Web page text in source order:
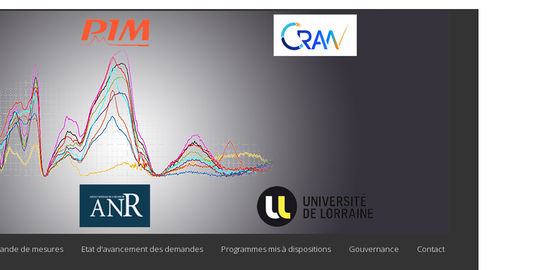
de mesures Etat d'avancement des demandes Programmes mis à dispositions Gouvernance Contact